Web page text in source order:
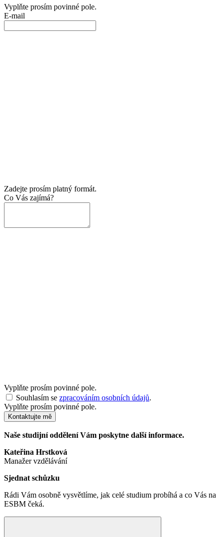
Vyplňte prosím povinné pole.
E-mail
Zadejte prosím platný formát.
Co Vás zajímá?
Vyplňte prosím povinné pole.
Souhlasím se zpracováním osobních údajů.
Vyplňte prosím povinné pole.
Kontaktujte mě
Naše studijní oddělení Vám poskytne další informace.
Kateřina Hrstková
Manažer vzdělávání
Sjednat schůzku
Rádi Vám osobně vysvětlíme, jak celé studium probíhá a co Vás na
ESBM čeká.